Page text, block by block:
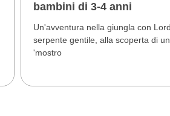
bambini di 3-4 anni
Un'avventura nella giungla con
serpente gentile, alla scoperta di
'mostro